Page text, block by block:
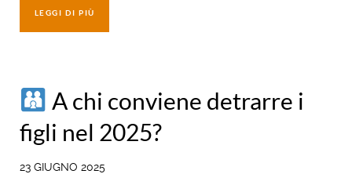
LEGGI DI PIÙ
A chi conviene detrarre i
figli nel 2025?
23 GIUGNO 2025